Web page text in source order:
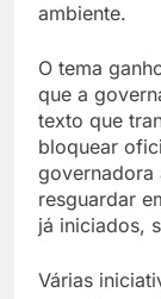
ambiente.
O tema
que a
texto que
bloquear
governadora
resguardar
já iniciados,
Várias